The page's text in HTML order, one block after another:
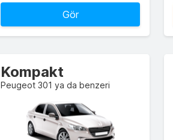
Gör
Kompakt
Peugeot 301 ya da benzeri